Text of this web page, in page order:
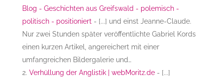
Blog - Geschichten aus Greifswald - polemisch -
politisch - positioniert - [...] und einst Jeanne-Claude.
Nur zwei Stunden später veröffentlichte Gabriel Kords
einen kurzen Artikel, angereichert mit einer
umfangreichen Bildergalerie und…
Verhüllung der Anglistik | webMoritz.de- [...]